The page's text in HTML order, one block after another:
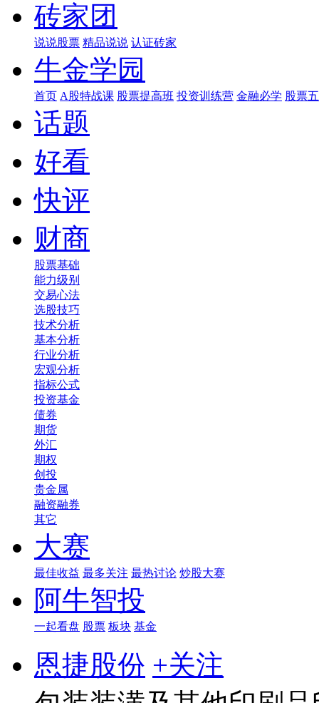
砖家团
说说股票 精品说说 认证砖家
牛金学园
首页 A股特战课 股票提高班 投资训练营 金融必学 股票
话题
好看
快评
财商
股票基础
能力级别
交易心法
选股技巧
技术分析
基本分析
行业分析
宏观分析
指标公式
投资基金
债券
期货
外汇
期权
创投
贵金属
融资融券
其它
大赛
最佳收益 最多关注 最热讨论 炒股大赛
阿牛智投
一起看盘 股票 板块 基金
恩捷股份 +关注